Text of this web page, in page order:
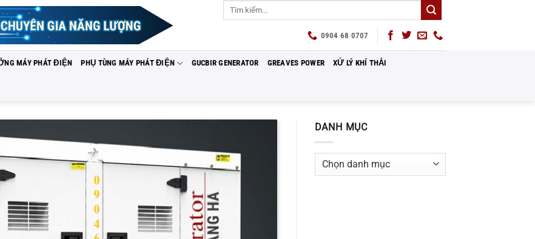
Tìm
0904 68 0707
MÁY PHÁT ĐIỆN PHỤ TÙNG MÁY PHÁT ĐIỆN GUCBIR GENERATOR GREAVES POWER XỬ LÝ KHÍ THẢI
DANH MỤC
Danh
mục